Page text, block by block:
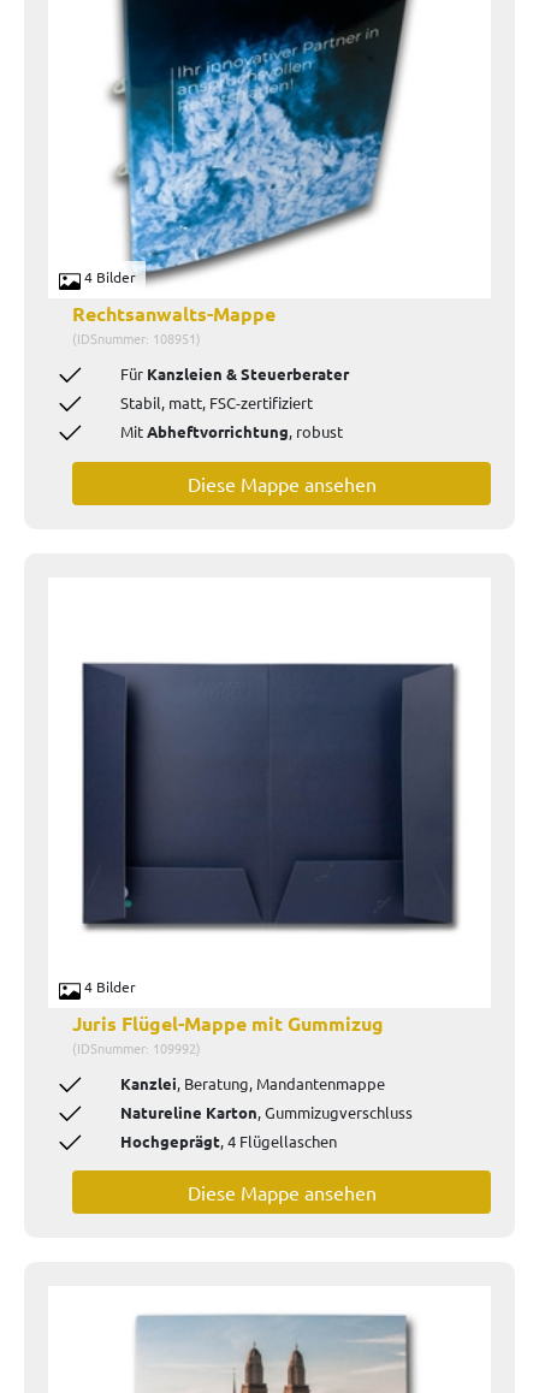
4 Bilder
Rechtsanwalts-Mappe
(IDSnummer: 108951)
Für Kanzleien & Steuerberater
Stabil, matt, FSC-zertifiziert
MitAbheftvorrichtung, robust
Diese Mappe ansehen
4 Bilder
Juris Flügel-Mappe mit Gummizug
(IDSnummer: 109992)
Kanzlei, Beratung, Mandantenmappe
Natureline Karton, Gummizugverschluss
Hochgeprägt, 4 Flügellaschen
Diese Mappe ansehen